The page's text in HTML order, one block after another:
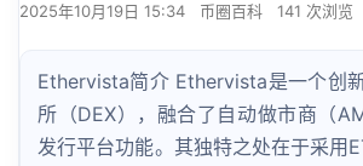
2025年10月19日 15:34 币圈百科 141 次浏览
Ethervista简介 Ethervista是一个创
所（DEX），融合了自动做市商（
发行平台功能。其独特之处在于采用